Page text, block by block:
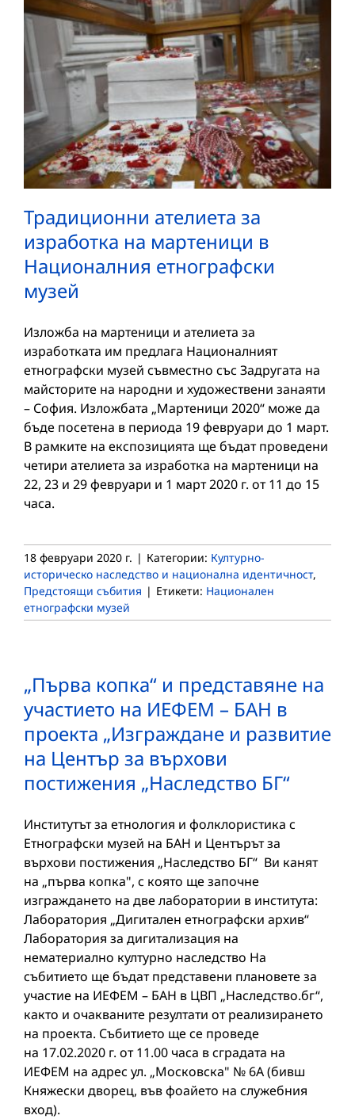
Традиционни ателиета за
изработка на мартеници в
Националния етнографски
музей
Изложба на мартеници и ателиета за
изработката им предлага Националният
етнографски музей съвместно със Задругата на
майсторите на народни и художествени занаяти
– София. Изложбата „Мартеници 2020“ може да
бъде посетена в периода 19 февруари до 1 март.
В рамките на експозицията ще бъдат проведени
четири ателиета за изработка на мартеници на
22, 23 и 29 февруари и 1 март 2020 г. от 11 до 15
часа.
18 февруари 2020 г. | Категории: Културно-
историческо наследство и национална идентичност,
Предстоящи събития | Етикети: Национален
етнографски музей
„Първа копка“ и представяне на
участието на ИЕФЕМ – БАН в
проекта „Изграждане и развитие
на Център за върхови
постижения „Наследство БГ“
Институтът за етнология и фолклористика с
Етнографски музей на БАН и Центърът за
върхови постижения „Наследство БГ“ Ви канят
на „първа копка", с която ще започне
изграждането на две лаборатории в института:
Лаборатория „Дигитален етнографски архив“
Лаборатория за дигитализация на
нематериално културно наследство На
събитието ще бъдат представени плановете за
участие на ИЕФЕМ – БАН в ЦВП „Наследство.бг“,
както и очакваните резултати от реализирането
на проекта. Събитието ще се проведе
на 17.02.2020 г. от 11.00 часа в сградата на
ИЕФЕМ на адрес ул. „Московска" № 6А (бивш
Княжески дворец, във фоайето на служебния
вход).